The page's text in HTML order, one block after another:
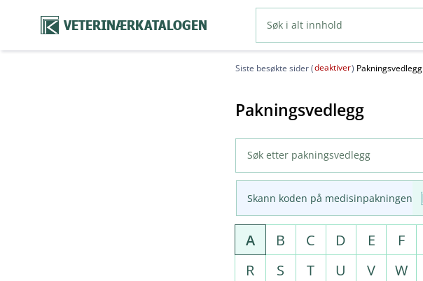
VETERINÆRKATALOGEN
Siste besøkte sider (deaktiver) Pakningsvedlegg
Pakningsvedlegg
Skann koden på medisinpakningen
A B C D E F
R
S T U V W